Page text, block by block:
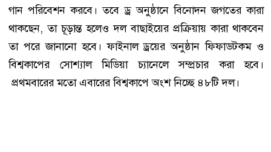
গান পরিবেশন করবে। তবে ড্র অনুষ্ঠানে বিনোদন জগতের কারা
থাকছেন, তা চূড়ান্ত হলেও দল বাছাইয়ের প্রক্রিয়ায় কারা থাকবেন
তা পরে জানানো হবে। ফাইনাল ড্রয়ের অনুষ্ঠান ফিফাডটকম ও
বিশ্বকাপের সোশ্যাল মিডিয়া চ্যানেলে সম্প্রচার করা হবে।
প্রথমবারের মতো এবারের বিশ্বকাপে অংশ নিচ্ছে ৪৮টি দল।